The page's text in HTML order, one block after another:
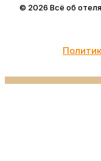
© 2026 Всё об